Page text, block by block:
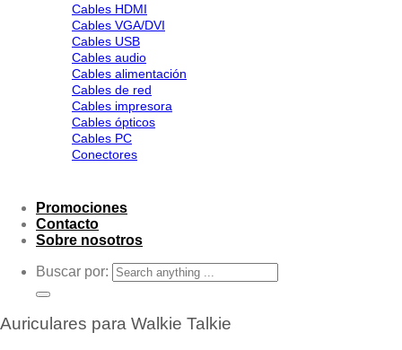
Cables HDMI
Cables VGA/DVI
Cables USB
Cables audio
Cables alimentación
Cables de red
Cables impresora
Cables ópticos
Cables PC
Conectores
Promociones
Contacto
Sobre nosotros
Buscar por:
Auriculares para Walkie Talkie